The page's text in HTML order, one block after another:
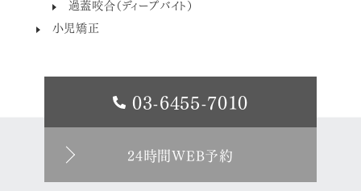
過蓋咬合（ディープバイト）
小児矯正
03-6455-7010
24時間WEB予約